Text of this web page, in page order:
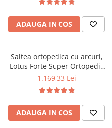
arcuri Bonell,reversibila,
banda de aerisire spaceair,
greutate maxima sustinuta
100 kg/utilizator, Salt Confort
ADAUGA IN COS
Saltea ortopedica cu arcuri,
Lotus Forte Super Ortopedic
160x200x30cm, fermitate
arcuri Bonell, fara vara-iarna,
banda de aerisire spaceair,
Salt Confort
1.169,33 Lei
ADAUGA IN COS